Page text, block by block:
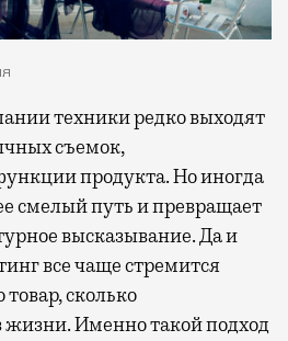
съемок,
продукта. Но иногда
смелый путь и превращает
высказывание. Да и
все чаще стремится
товар, сколько
жизни. Именно такой подход